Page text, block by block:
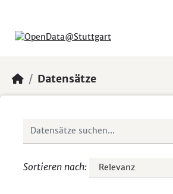
Datensätze
Sortieren nach